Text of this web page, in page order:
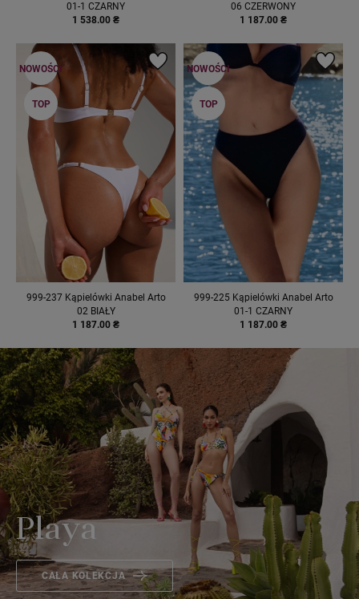
01-1 CZARNY
1 538.00 ₴
06 CZERWONY
1 187.00 ₴
999-237 Kąpielówki Anabel Arto
02 BIAŁY
1 187.00 ₴
NOWOŚCI
TOP
999-225 Kąpielówki Anabel Arto
01-1 CZARNY
1 187.00 ₴
NOWOŚCI
TOP
Playa
CAŁA KOLEKCJA